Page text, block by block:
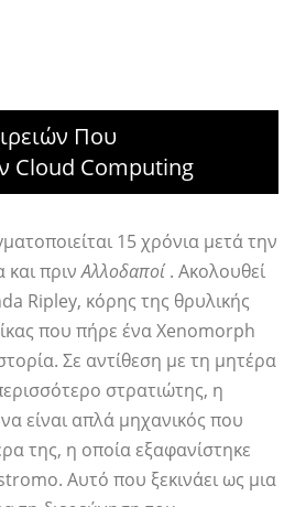
Που
Cloud Computing
15 χρόνια μετά την
και πρινΑλλοδαποί. Ακολουθεί
Ripley, κόρης της θρυλικής
που πήρε ένα Xenomorph
Σε αντίθεση με τη μητέρα
στρατιώτης, η
είναι απλά μηχανικός που
της, η οποία εξαφανίστηκε
Αυτό που ξεκινάει ως μια